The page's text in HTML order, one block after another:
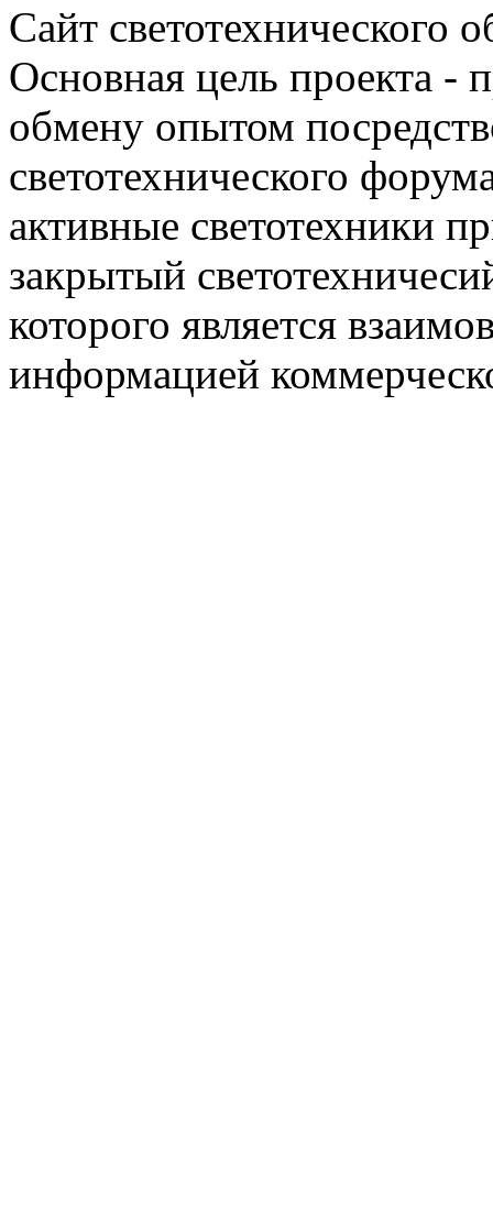
Сайт светотехнического
Основная цель проекта -
обмену опытом
светотехнического
активные светотехники
закрытый
которого является
информацией